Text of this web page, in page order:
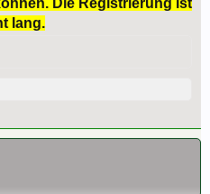
Die Registrierung ist
lang.